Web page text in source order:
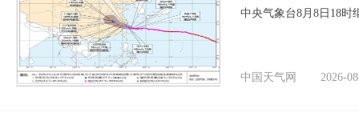
中央气象台8月8日18时
中国天气网 2026-